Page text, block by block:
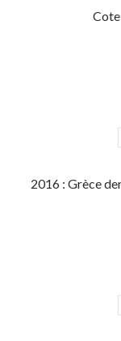
Cote
2016 : Grèce